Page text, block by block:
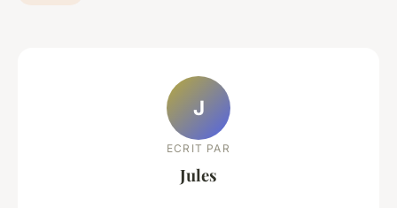
J
ECRIT PAR
Jules